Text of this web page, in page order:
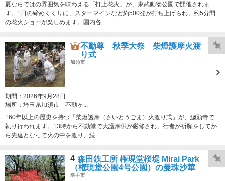
夏ならではの雰囲気を味わえる「打上花火」が、東武動物公園で開催されま
す。1日の締めくくりに、スターマインなど約500発が打ち上げられ、約5分間
の花火ショーが楽しめます。園内各...
不動尊 秋季大祭 柴燈護摩火渡
り式
加須市
期間： 2026年9月28日
場所： 埼玉県加須市 不動ヶ...
160年以上の歴史を持つ「柴燈護摩（さいとうごま）火渡り式」が、總願寺で
執り行われます。13時から不動堂で大護摩供が厳修され、行者が祈願をしてか
ら先達となって火の中を渡り、続...
4 森田鉄工所 権現堂桜堤 Mirai Park
（権現堂公園4号公園）の曼珠沙華
幸手市